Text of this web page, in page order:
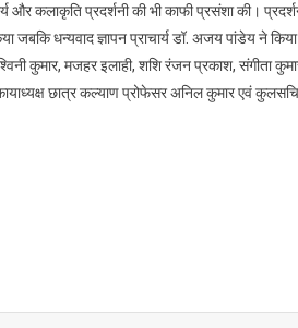
और कलाकृति प्रदर्शनी की भी काफी प्रसंशा की।
जबकि धन्यवाद ज्ञापन प्राचार्य डॉ. अजय पांडेय ने
कुमार, मजहर इलाही, शशि रंजन प्रकाश, संगीता
छात्र कल्याण प्रोफेसर अनिल कुमार एवं